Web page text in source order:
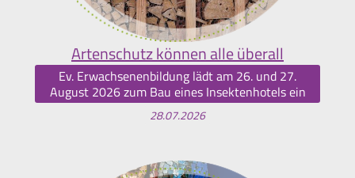
Artenschutz können alle überall
Ev. Erwachsenenbildung lädt am 26. und 27.
August 2026 zum Bau eines Insektenhotels ein
28.07.2026